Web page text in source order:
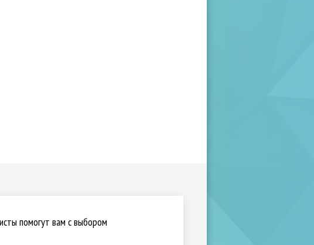
помогут вам с выбором